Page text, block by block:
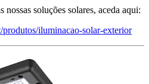
nossas soluções solares, aceda aqui:
iluminacao-solar-exterior